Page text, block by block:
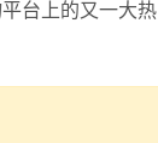
台上的又一大热